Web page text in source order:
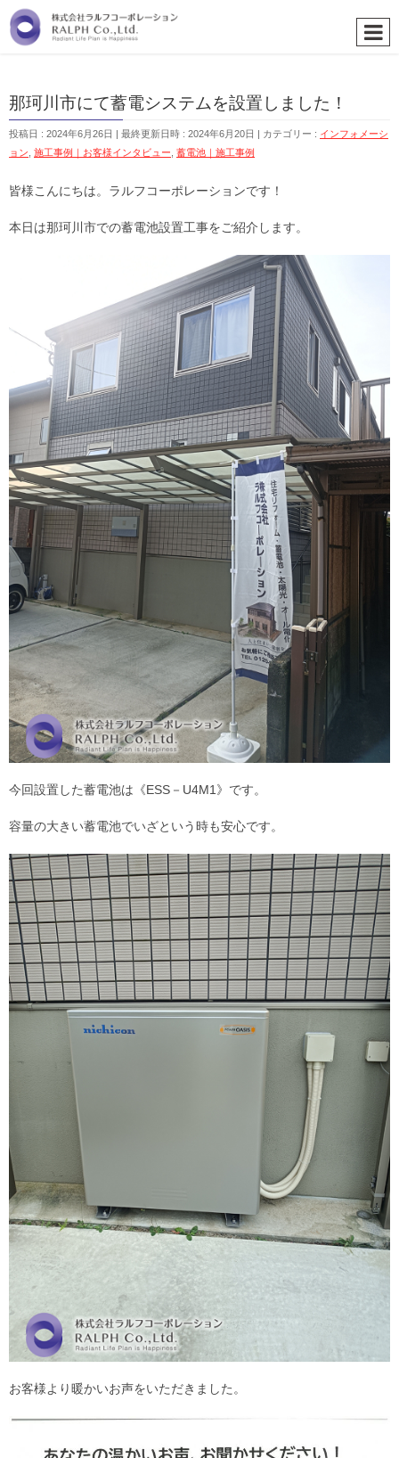
那珂川市にて蓄電システムを設置しました！
投稿日 : 2024年6月26日 最終更新日時 : 2024年6月20日 カテゴリー : インフォメーシ
ョン 施工事例｜お客様インタビュー 蓄電池｜施工事例
皆様こんにちは。ラルフコーポレーションです！
本日は那珂川市での蓄電池設置工事をご紹介します。
今回設置した蓄電池は《ESS－U4M1》です。
容量の大きい蓄電池でいざという時も安心です。
お客様より暖かいお声をいただきました。